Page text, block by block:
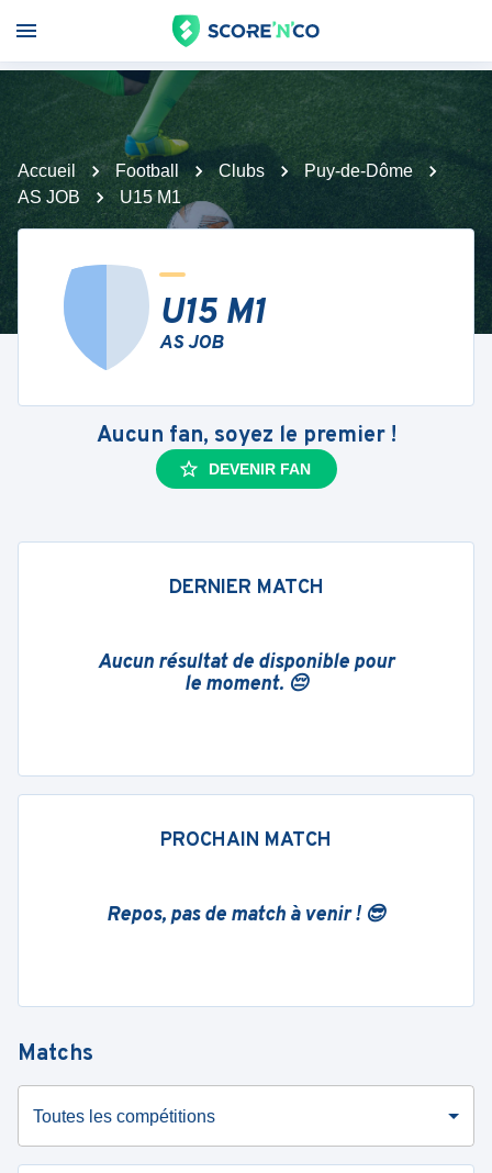
Accueil Football Clubs
Puy-de-Dôme
AS JOB
U15 M1
U15 M1
AS JOB
Aucun fan, soyez le premier !
DEVENIR FAN
DERNIER MATCH
Aucun résultat de disponible pour
le moment. 😔
PROCHAIN MATCH
Repos, pas de match à venir ! 😎
Matchs
Toutes les compétitions